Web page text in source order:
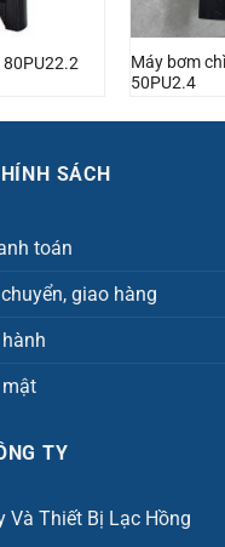
Máy bơm
50PU2.4
SÁCH
toán
giao hàng
mật
TY
Và Thiết Bị Lạc Hồng